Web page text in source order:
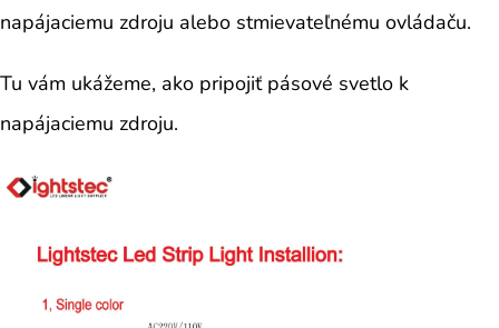
napájaciemu zdroju alebo stmievateľnému ovládaču.
Tu vám ukážeme, ako pripojiť pásové svetlo k
napájaciemu zdroju.